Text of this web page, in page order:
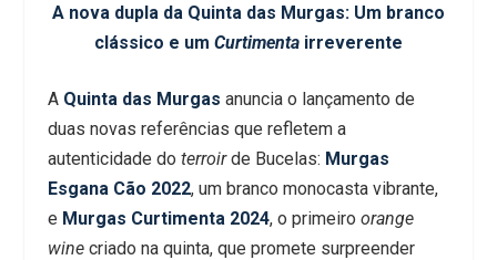
A nova dupla da Quinta das Murgas: Um branco
clássico e um Curtimenta irreverente
A Quinta das Murgas anuncia o lançamento de
duas novas referências que refletem a
autenticidade do terroirde Bucelas: Murgas
Esgana Cão 2022, um branco monocasta vibrante,
e Murgas Curtimenta 2024, o primeiro orange
winecriado na quinta, que promete surpreender